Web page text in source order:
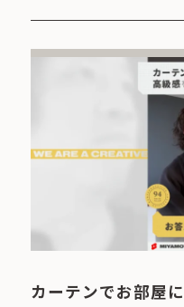
カーテンでお部屋